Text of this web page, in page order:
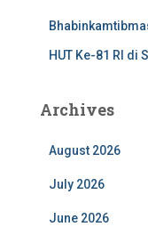
HUT Ke-81 RI di
Archives
August 2026
July 2026
June 2026